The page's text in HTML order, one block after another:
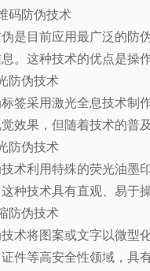
码防伪技术
是目前应用最广泛的防
。这种技术的优点是操
防伪技术
签采用激光全息技术制
效果，但随着技术的普
防伪技术
术利用特殊的荧光油墨
种技术具有直观、易于
防伪技术
术将图案或文字以微型
件等高安全性领域，具